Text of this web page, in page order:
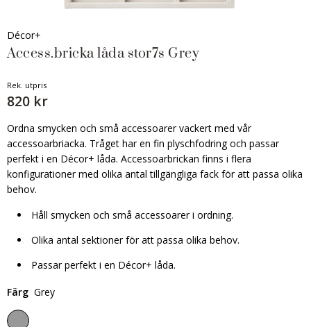
Décor+
Access.bricka låda stor7s Grey
Rek. utpris
820 kr
Ordna smycken och små accessoarer vackert med vår
accessoarbriacka. Tråget har en fin plyschfodring och passar
perfekt i en Décor+ låda. Accessoarbrickan finns i flera
konfigurationer med olika antal tillgängliga fack för att passa olika
behov.
Håll smycken och små accessoarer i ordning.
Olika antal sektioner för att passa olika behov.
Passar perfekt i en Décor+ låda.
Färg Grey